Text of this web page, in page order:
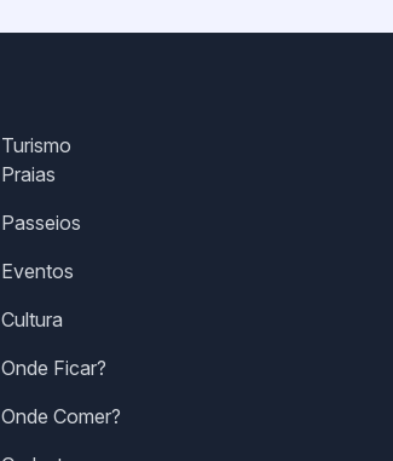
Turismo
Praias
Passeios
Eventos
Cultura
Onde Ficar?
Onde Comer?